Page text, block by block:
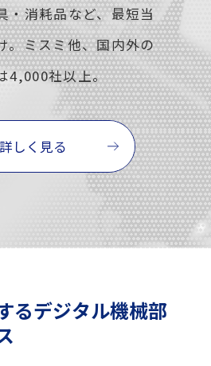
・消耗品など、最短当
。ミスミ他、国内外の
4,000社以上。
詳しく見る
るデジタル機械部